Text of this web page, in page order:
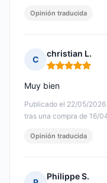
Opinión traducida
C
christian L.
Nota: 5 de 5
Publicado el 22/05/
tras una compra de 16/
Muy bien
Opinión traducida
Philippe S.